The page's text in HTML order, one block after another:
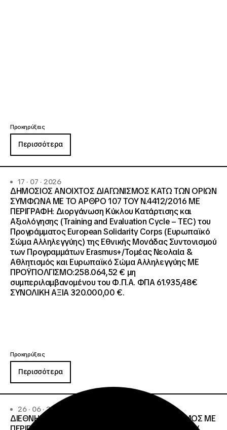
Προκηρύξεις
Περισσότερα
17 · 07 · 2026
ΔΗΜΟΣΙΟΣ ΑΝΟΙΧΤΟΣ ΔΙΑΓΩΝΙΣΜΟΣ ΚΑΤΩ ΤΩΝ ΟΡΙΩΝ
ΣΥΜΦΩΝΑ ΜΕ ΤΟ ΑΡΘΡΟ 107 ΤΟΥ Ν.4412/2016 ΜΕ
ΠΕΡΙΓΡΑΦΗ: Διοργάνωση Κύκλου Κατάρτισης και
Αξιολόγησης (Training and Evaluation Cycle – TEC) του
Προγράμματος European Solidarity Corps (Ευρωπαϊκό
Σώμα Αλληλεγγύης) της Εθνικής Μονάδας Συντονισμού
των Προγραμμάτων Erasmus+/Τομέας Νεολαία &
Αθλητισμός και Ευρωπαϊκό Σώμα Αλληλεγγύης ΜΕ
ΠΡΟΫΠΟΛΓΙΣΜΟ:258.064,52 € μη
συμπεριλαμβανομένου του Φ.Π.Α. ΦΠΑ 61.935,48€
ΣΥΝΟΛΙΚΗ ΑΞΙΑ 320.000,00 €.
Προκηρύξεις
Περισσότερα
26 · 06 · 2026
ΔΙΕΘΝΗΣ ΑΝΟΙΧΤΟΣ ΗΛΕΚΤΡΟΝΙΚΟΣ ΔΙΑΓΩΝΙΣΜΟΣ ΜΕ